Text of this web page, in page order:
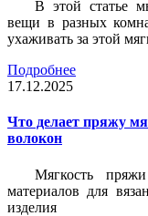
В этой статье
вещи в разных
ухаживать за этой
Подробнее
17.12.2025
Что делает пряжу
волокон
Мягкость
материалов для
изделия